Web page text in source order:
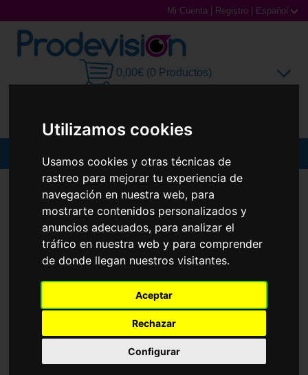
Utilizamos cookies
Usamos cookies y otras técnicas de
rastreo para mejorar tu experiencia de
navegación en nuestra web, para
mostrarte contenidos personalizados y
anuncios adecuados, para analizar el
tráfico en nuestra web y para comprender
de donde llegan nuestros visitantes.
Aceptar
Rechazar
Configurar
Mi Cuenta Registro Español
0,00€ (0 Productos)
Gafas de Sol
Gafas Graduadas
Gafas Deportivas
Lentillas
Accesorios
OO9014 GASCAN